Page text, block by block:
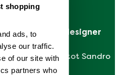
shopping
ads, to
our traffic.
of our site with
partners who
Verkoop je designer
tas
van Hermès tot Sandro